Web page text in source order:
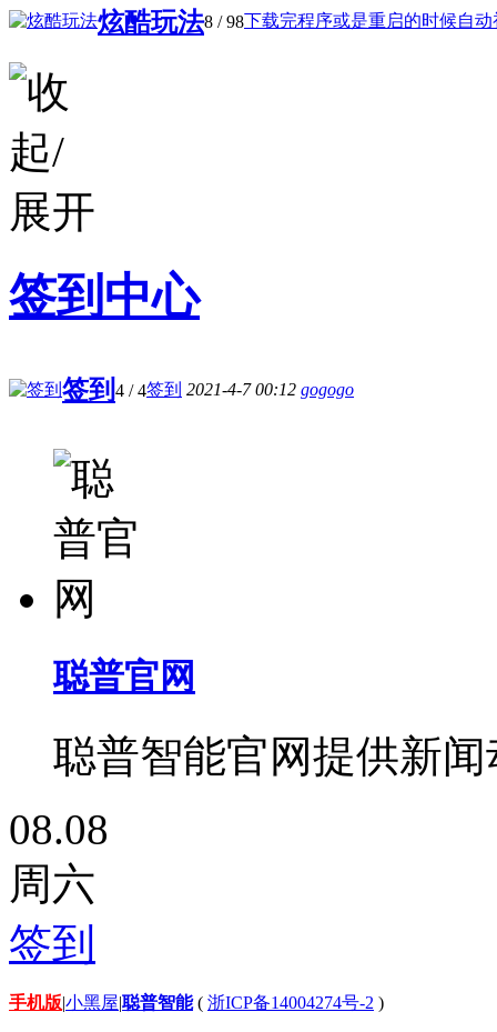
炫酷玩法8 / 98下载完程序或是重启的时候自动
签到中心
签到 4 / 4签到 2021-4-7 00:12 gogogo
聪普官网
聪普智能官网提供新
08.08
周六
签到
手机版|小黑屋|聪普智能( 浙ICP备14004274号-2 )